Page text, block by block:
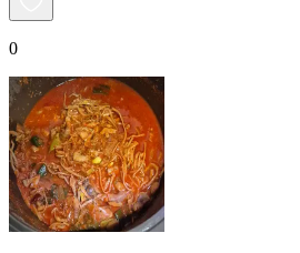
0